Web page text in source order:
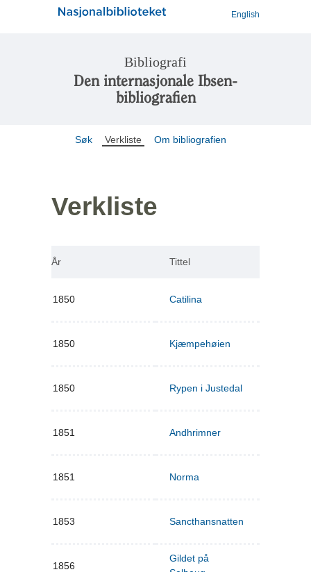
English
Bibliografi
Den internasjonale Ibsen-
bibliografien
Søk Verkliste Om bibliografien
Verkliste
År Tittel
1850 Catilina
1850 Kjæmpehøien
1850 Rypen i Justedal
1851 Andhrimner
1851 Norma
1853 Sancthansnatten
1856
Gildet på